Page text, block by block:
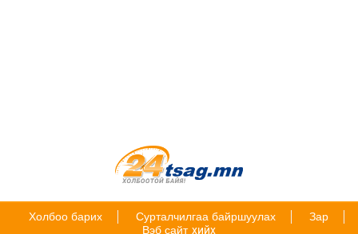
Холбоо барих Сурталчилгаа байршуулах
Зар
Вэб сайт хийх